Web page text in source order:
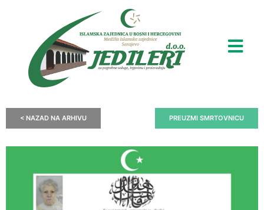
< NAZAD NA ARHIVU PREUZMI SMRTOVNICU